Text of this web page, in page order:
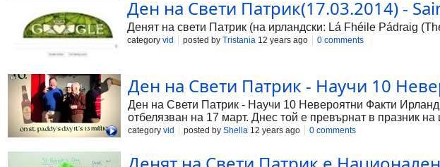
Ден на Свети Патрик(17.03.2014) -
Денят на свети Патрик (на ирландски: Lá Fhéile Pádraig
category vid posted by Tristania 12 years ago 0 comments
Ден на Свети Патрик - Научи 10
Ден на Свети Патрик - Научи 10 Невероятни Факти
отбелязван на 17 март. Днес той е превърнат в празник
младежи, облечени в зелени дрехи. През последните
нас започнаха още в петък да го отбелязват. Легендите
category vid posted by Shella 12 years ago 0 comments